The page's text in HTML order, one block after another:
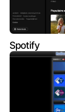
Spotify